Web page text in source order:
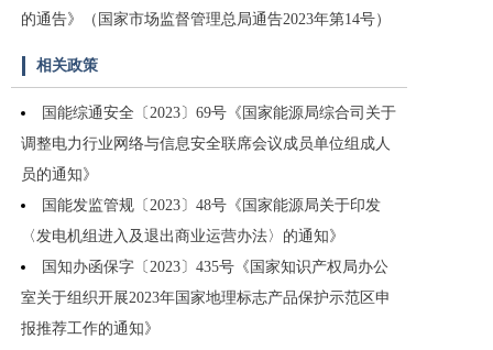
的通告》（国家市场监督管理总局通告2023年第14号）
相关政策
国能综通安全〔2023〕69号《国家能源局综合司关于
调整电力行业网络与信息安全联席会议成员单位组成人
员的通知》
国能发监管规〔2023〕48号《国家能源局关于印发
〈发电机组进入及退出商业运营办法〉的通知》
国知办函保字〔2023〕435号《国家知识产权局办公
室关于组织开展2023年国家地理标志产品保护示范区申
报推荐工作的通知》